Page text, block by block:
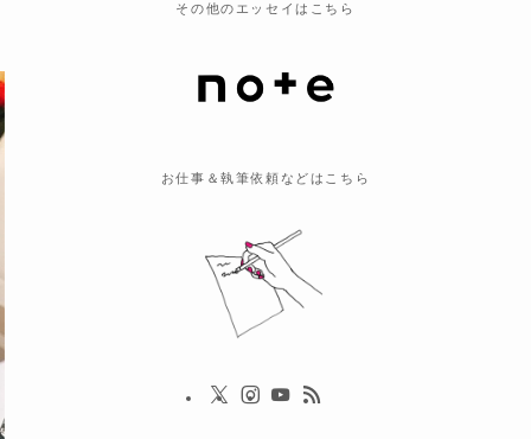
その他のエッセイはこちら
お仕事＆執筆依頼などはこちら